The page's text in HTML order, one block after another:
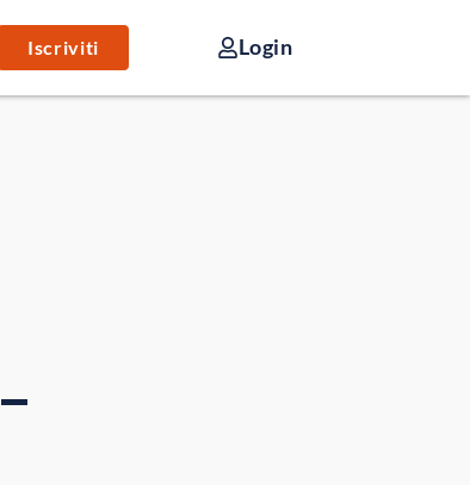
Iscriviti Login